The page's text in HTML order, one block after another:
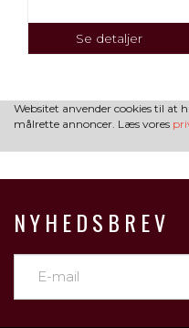
Se detaljer
Websitet anvender cookies til at
målrette annoncer. Læs vores
NYHEDSBREV